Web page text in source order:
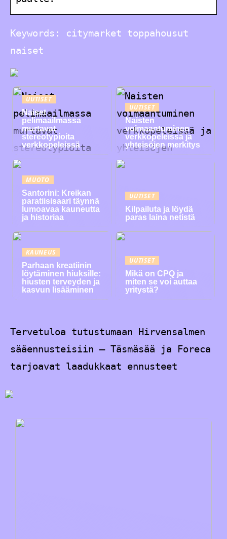
Keywords: citymarket toppahousut
naiset
UUTISET
Naiset
pelimaailmassa
murtavat
stereotypioita
verkkopeleissä
UUTISET
Naisten
voimaantuminen
verkkopeleissä ja
yhteisöjen merkitys
MUOTO
Santorini: Kreikan
paratiisisaari täynnä
lumoavaa kauneutta
ja historiaa
UUTISET
Kilpailuta ja löydä
paras laina netistä
KAUNEUS
Parhaan kreatiinin
löytäminen hiuksille:
hiusten terveyden ja
kasvun lisääminen
UUTISET
Mikä on CPQ ja
miten se voi auttaa
yritystä?
Tervetuloa tutustumaan Hirvensalmen
sääennusteisiin – Täsmäsää ja Foreca
tarjoavat laadukkaat ennusteet